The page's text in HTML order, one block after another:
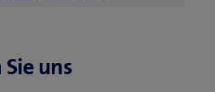
uns